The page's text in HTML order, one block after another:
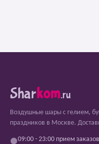
Sharkom.ru
Воздушные шары с гелием,
праздников в Москве.
09:00 - 23:00 прием